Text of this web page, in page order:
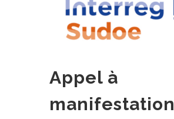
Appel à
manifestation